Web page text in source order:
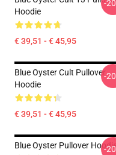
Hoodie
€ 39,51 - € 45,95
-
Blue Oyster Cult Pullover
Hoodie
€ 39,51 - € 45,95
-
Blue Oyster Pullover -